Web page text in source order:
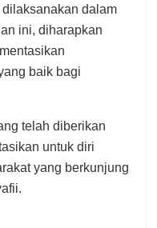
dalam
ini, diharapkan
baik bagi
telah diberikan
untuk diri
yang berkunjung